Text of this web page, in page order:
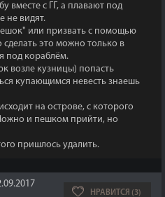
вместе с ГГ, а плавают под
не видят.
или призвать с помощью
сделать это можно только в
под кораблём.
возле кузницы) попасть
купающимся невесть знаешь
на острове, с которого
и пешком прийти, но
пришлось удалить.
НРАВИТСЯ (3)